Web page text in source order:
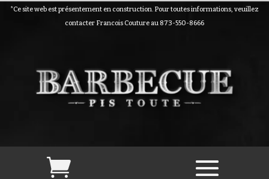
*Ce site web est présentement en construction. Pour toutes informations, veuillez
contacter Francois Couture au 873-550-8666